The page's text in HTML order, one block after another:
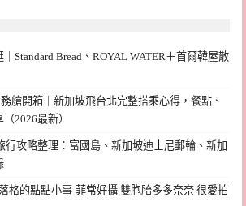
Standard Bread、ROYAL WATER＋首爾韓屋散
艙開箱｜新加坡飛台北完整搭乘心得，餐點、
2026最新）
行攻略整理：富國島、新加坡迪士尼郵輪、新加
格的點點小事-菲常好攝 雙胞胎多多奈奈 很愛拍